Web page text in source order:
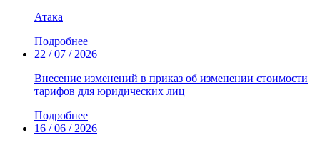
Атака
Подробнее
22 / 07 / 2026
Внесение изменений в приказ об изменении стоимости
тарифов для юридических лиц
Подробнее
16 / 06 / 2026